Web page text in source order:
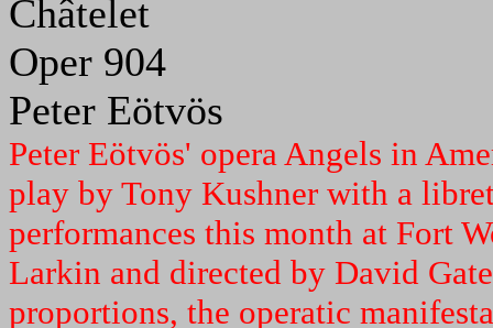
Châtelet
Oper 904
Peter Eötvös
Peter Eötvös' opera Angels in
play by Tony Kushner with a
performances this month at Fort
Larkin and directed by David
proportions, the operatic